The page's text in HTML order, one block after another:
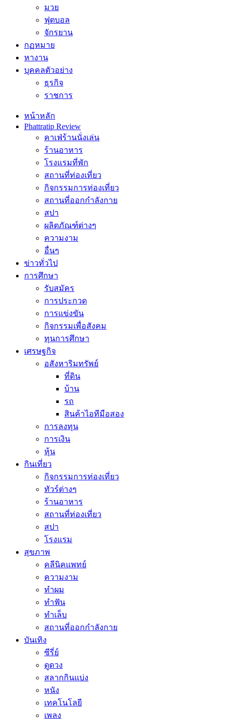
มวย
ฟุตบอล
จักรยาน
กฏหมาย
หางาน
บุคคลตัวอย่าง
ธุรกิจ
ราชการ
หน้าหลัก
Phattratip Review
คาเฟ่ร้านนั่งเล่น
ร้านอาหาร
โรงแรมที่พัก
สถานที่ท่องเที่ยว
กิจกรรมการท่องเที่ยว
สถานที่ออกกำลังกาย
สปา
ผลิตภัณฑ์ต่างๆ
ความงาม
อื่นๆ
ข่าวทั่วไป
การศึกษา
รับสมัคร
การประกวด
การแข่งขัน
กิจกรรมเพื่อสังคม
ทุนการศึกษา
เศรษฐกิจ
อสังหาริมทรัพย์
ที่ดิน
บ้าน
รถ
สินค้าไอทีมือสอง
การลงทุน
การเงิน
หุ้น
กินเที่ยว
กิจกรรมการท่องเที่ยว
ทัวร์ต่างๆ
ร้านอาหาร
สถานที่ท่องเที่ยว
สปา
โรงแรม
สุขภาพ
คลีนิคแพทย์
ความงาม
ทำผม
ทำฟัน
ทำเล็บ
สถานที่ออกกำลังกาย
บันเทิง
ซีรี่ย์
ดูดวง
สลากกินแบ่ง
หนัง
เทคโนโลยี
เพลง